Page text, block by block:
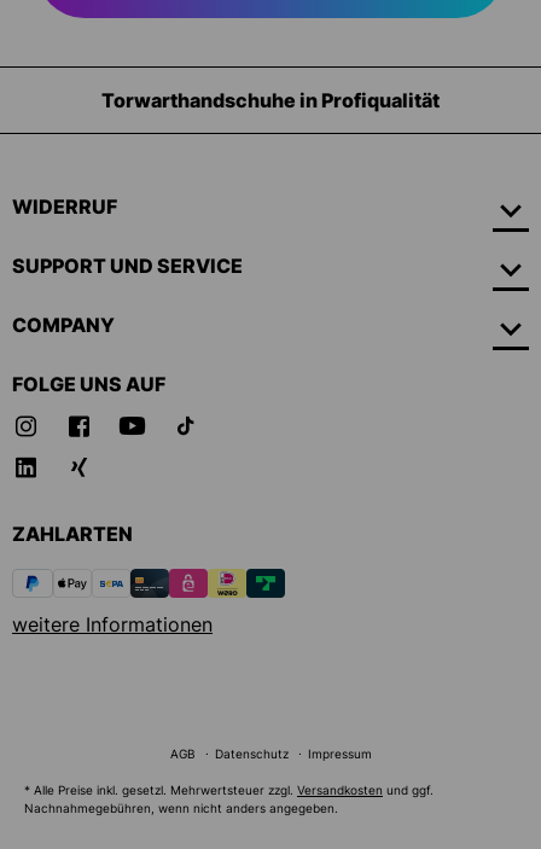
Ausrüstung für Torhüter
WIDERRUF
SUPPORT UND SERVICE
COMPANY
FOLGE UNS AUF
ZAHLARTEN
weitere Informationen
AGB Datenschutz Impressum
* Alle Preise inkl. gesetzl. Mehrwertsteuer zzgl. Versandkosten und ggf.
Nachnahmegebühren, wenn nicht anders angegeben.